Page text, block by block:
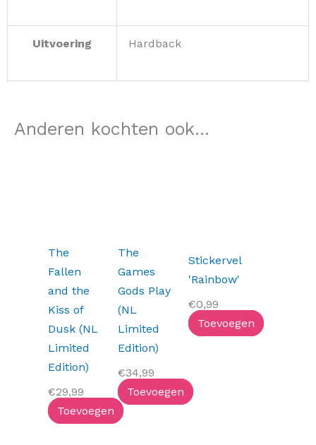
Uitvoering Hardback
Anderen kochten ook...
The
Fallen
and the
Kiss of
Dusk (NL
Limited
Edition)
€29,99
Toevoegen
The
Games
Gods Play
(NL
Limited
Edition)
€34,99
Toevoegen
Stickervel
'Rainbow'
€0,99
Toevoegen